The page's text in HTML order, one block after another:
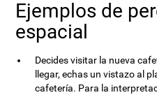
Ejemplos de
espacial
Decides visitar la nueva
llegar, echas un vistazo al
cafetería. Para la